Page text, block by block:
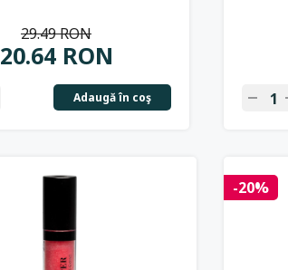
20.64 RON
29.49 RON
Adaugă în coş
-20%